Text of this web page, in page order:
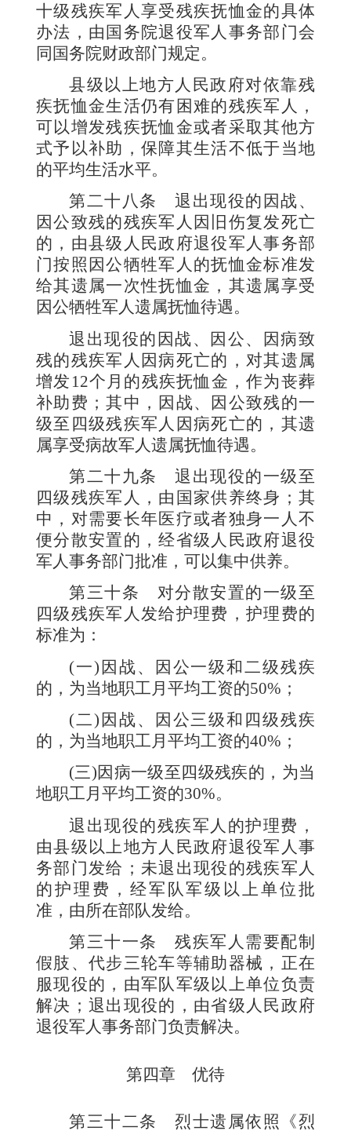
十级残疾军人享受残疾抚恤金的具体
办法，由国务院退役军人事务部门会
同国务院财政部门规定。
县级以上地方人民政府对依靠残
疾抚恤金生活仍有困难的残疾军人，
可以增发残疾抚恤金或者采取其他方
式予以补助，保障其生活不低于当地
的平均生活水平。
第二十八条退出现役的因战、
因公致残的残疾军人因旧伤复发死亡
的，由县级人民政府退役军人事务部
门按照因公牺牲军人的抚恤金标准发
给其遗属一次性抚恤金，其遗属享受
因公牺牲军人遗属抚恤待遇。
退出现役的因战、因公、因病致
残的残疾军人因病死亡的，对其遗属
增发 12个月的残疾抚恤金，作为丧葬
补助费；其中，因战、因公致残的一
级至四级残疾军人因病死亡的，其遗
属享受病故军人遗属抚恤待遇。
第二十九条退出现役的一级至
四级残疾军人，由国家供养终身；其
中，对需要长年医疗或者独身一人不
便分散安置的，经省级人民政府退役
军人事务部门批准，可以集中供养。
第三十条 对分散安置的一级至
四级残疾军人发给护理费，护理费的
标准为：
(一) 因战、因公一级和二级残疾
的，为当地职工月平均工资的50% ；
(二) 因战、因公三级和四级残疾
的，为当地职工月平均工资的40% ；
(三)因病一级至四级残疾的，为当
地职工月平均工资的30%。
退出现役的残疾军人的护理费，
由县级以上地方人民政府退役军人事
务部门发给；未退出现役的残疾军人
的护理费，经军队军级以上单位批
准，由所在部队发给。
第三十一条残疾军人需要配制
假肢、代步三轮车等辅助器械，正在
服现役的，由军队军级以上单位负责
解决；退出现役的，由省级人民政府
退役军人事务部门负责解决。
第四章 优待
第三十二条烈士遗属依照《烈